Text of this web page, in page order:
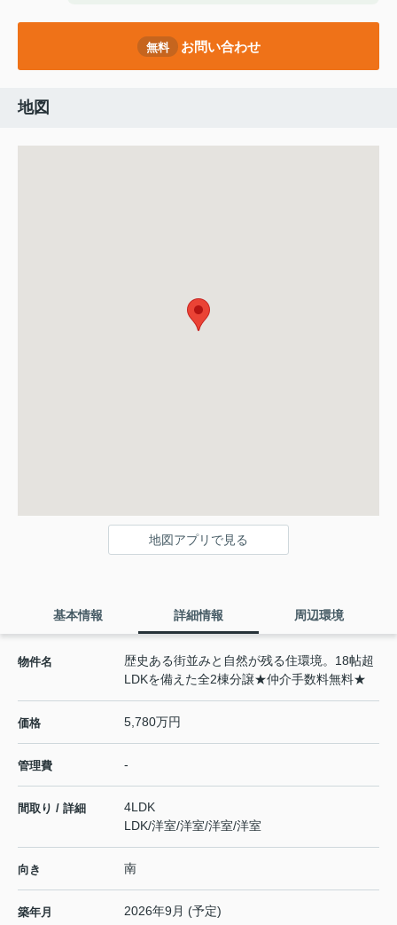
無料 お問い合わせ
地図
地図アプリで見る
基本情報 詳細情報 周辺環境
物件名
歴史ある街並みと自然が残る住環境。18帖超
LDKを備えた全2棟分譲★仲介手数料無料★
価格 5,780万円
管理費 -
間取り / 詳細
4LDK
LDK/洋室/洋室/洋室/洋室
向き 南
築年月 2026年9月 (予定)